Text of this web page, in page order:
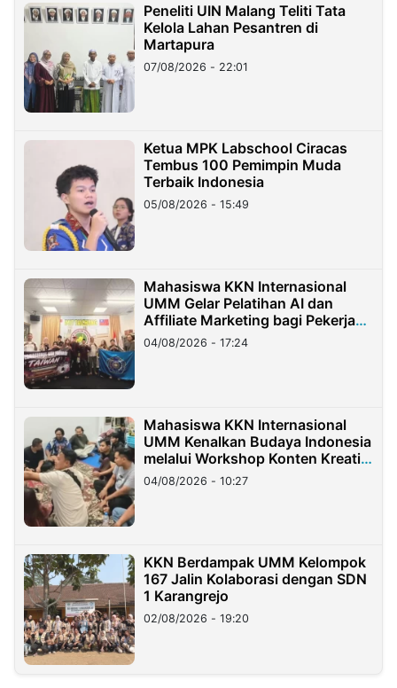
Peneliti UIN Malang Teliti Tata
Kelola Lahan Pesantren di
Martapura
07/08/2026 - 22:01
Ketua MPK Labschool Ciracas
Tembus 100 Pemimpin Muda
Terbaik Indonesia
05/08/2026 - 15:49
Mahasiswa KKN Internasional
UMM Gelar Pelatihan AI dan
Affiliate Marketing bagi Pekerja
Migran Indonesia di Taiwan
04/08/2026 - 17:24
Mahasiswa KKN Internasional
UMM Kenalkan Budaya Indonesia
melalui Workshop Konten Kreatif
di Taiwan
04/08/2026 - 10:27
KKN Berdampak UMM Kelompok
167 Jalin Kolaborasi dengan SDN
1 Karangrejo
02/08/2026 - 19:20